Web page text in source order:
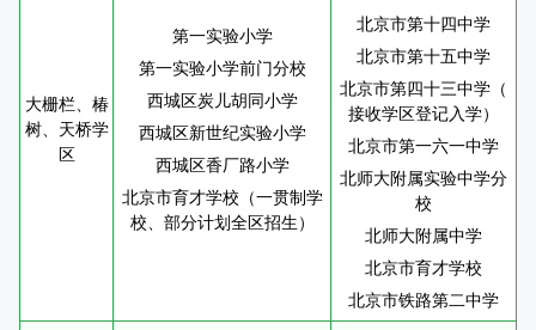
大栅栏、椿
树、天桥学
区
第一实验小学
第一实验小学前门分校
西城区炭儿胡同小学
西城区新世纪实验小学
西城区香厂路小学
北京市育才学校（一贯制学
校、部分计划全区招生）
北京市第十四中学
北京市第十五中学
北京市第四十三中学（
接收学区登记入学）
北京市第一六一中学
北师大附属实验中学分
校
北师大附属中学
北京市育才学校
北京市铁路第二中学